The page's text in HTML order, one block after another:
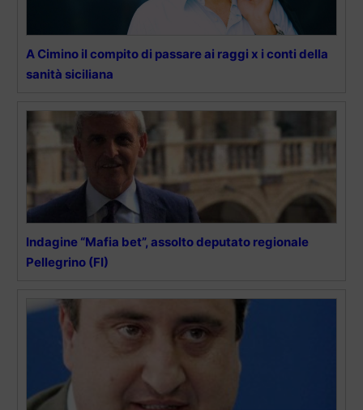
A Cimino il compito di passare ai raggi x i conti della
sanità siciliana
Indagine “Mafia bet”, assolto deputato regionale
Pellegrino (FI)